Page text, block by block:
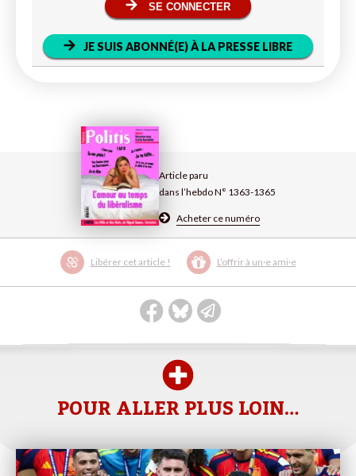
Article paru
dans l’hebdo N° 1363-1365
Acheter ce numéro
Libérer cet article ! L’offrir à un·e ami·e
SE CONNECTER
JE SUIS ABONNÉ(E) À LA PRESSE LIBRE
POUR ALLER PLUS LOIN…